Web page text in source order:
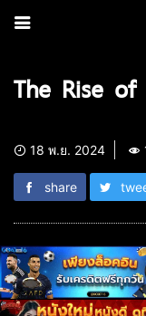
The Rise of
18 พ.ย. 2024
share